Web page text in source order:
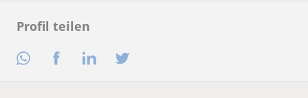
Profil teilen